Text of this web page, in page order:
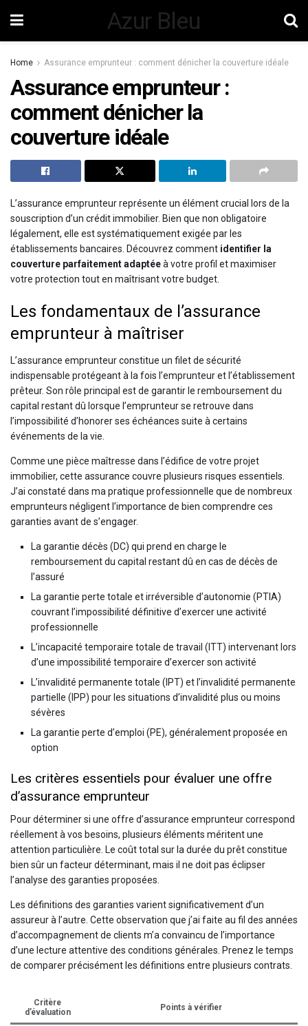
Azur Bleu
Home Assurance emprunteur : comment dénicher la couverture idéale
Assurance emprunteur :
comment dénicher la
couverture idéale
L’assurance emprunteur représente un élément crucial lors de la
souscription d’un crédit immobilier. Bien que non obligatoire
légalement, elle est systématiquement exigée par les
établissements bancaires. Découvrez comment identifier la
couverture parfaitement adaptéeà votre profil et maximiser
votre protection tout en maîtrisant votre budget.
Les fondamentaux de l’assurance
emprunteur à maîtriser
L’assurance emprunteur constitue un filet de sécurité
indispensable protégeant à la fois l’emprunteur et l’établissement
prêteur. Son rôle principal est de garantir le remboursement du
capital restant dû lorsque l’emprunteur se retrouve dans
l’impossibilité d’honorer ses échéances suite à certains
événements de la vie.
Comme une pièce maîtresse dans l’édifice de votre projet
immobilier, cette assurance couvre plusieurs risques essentiels.
J’ai constaté dans ma pratique professionnelle que de nombreux
emprunteurs négligent l’importance de bien comprendre ces
garanties avant de s’engager.
La garantie décès (DC) qui prend en charge le
remboursement du capital restant dû en cas de décès de
l’assuré
La garantie perte totale et irréversible d’autonomie (PTIA)
couvrant l’impossibilité définitive d’exercer une activité
professionnelle
L’incapacité temporaire totale de travail (ITT) intervenant lors
d’une impossibilité temporaire d’exercer son activité
L’invalidité permanente totale (IPT) et l’invalidité permanente
partielle (IPP) pour les situations d’invalidité plus ou moins
sévères
La garantie perte d’emploi (PE), généralement proposée en
option
Les critères essentiels pour évaluer une offre
d’assurance emprunteur
Pour déterminer si une offre d’assurance emprunteur correspond
réellement à vos besoins, plusieurs éléments méritent une
attention particulière. Le coût total sur la durée du prêt constitue
bien sûr un facteur déterminant, mais il ne doit pas éclipser
l’analyse des garanties proposées.
Les définitions des garanties varient significativement d’un
assureur à l’autre. Cette observation que j’ai faite au fil des années
d’accompagnement de clients m’a convaincu de l’importance
d’une lecture attentive des conditions générales. Prenez le temps
de comparer précisément les définitions entre plusieurs contrats.
Critère
d’évaluation
Points à vérifier